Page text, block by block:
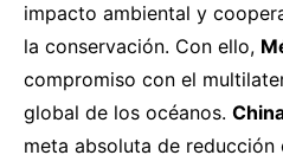
impacto ambiental y
la conservación. Con ello,
compromiso con el
global de los océanos.
meta absoluta de reducción